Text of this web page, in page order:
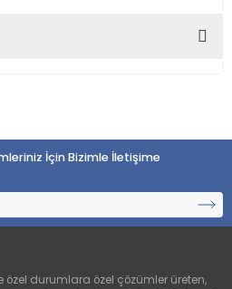
Yorum Yazİçin Bizimle İletişime
durumlara özel çözümler üreten,